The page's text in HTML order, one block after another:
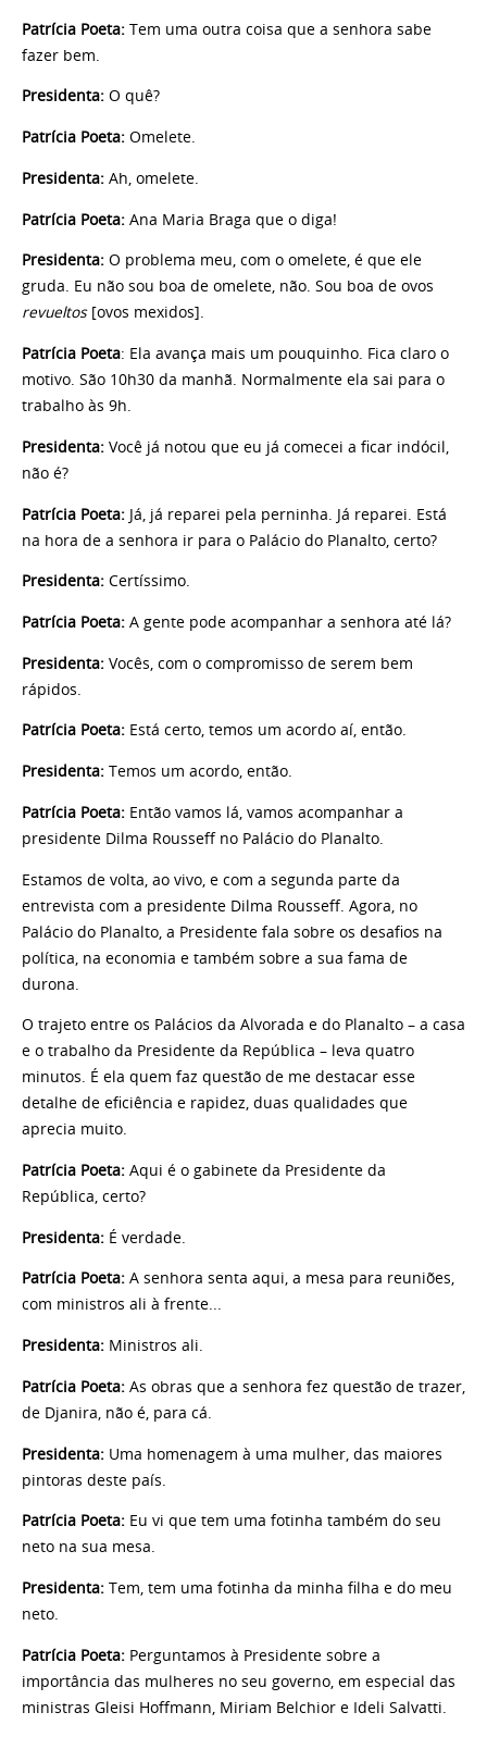
Patrícia Poeta: Tem uma outra coisa que a senhora sabe
fazer bem.
Presidenta: O quê?
Patrícia Poeta: Omelete.
Presidenta: Ah, omelete.
Patrícia Poeta: Ana Maria Braga que o diga!
Presidenta: O problema meu, com o omelete, é que ele
gruda. Eu não sou boa de omelete, não. Sou boa de ovos
revueltos[ovos mexidos].
Patrícia Poeta: Ela avança mais um pouquinho. Fica claro o
motivo. São 10h30 da manhã. Normalmente ela sai para o
trabalho às 9h.
Presidenta: Você já notou que eu já comecei a ficar indócil,
não é?
Patrícia Poeta: Já, já reparei pela perninha. Já reparei. Está
na hora de a senhora ir para o Palácio do Planalto, certo?
Presidenta: Certíssimo.
Patrícia Poeta: A gente pode acompanhar a senhora até lá?
Presidenta: Vocês, com o compromisso de serem bem
rápidos.
Patrícia Poeta: Está certo, temos um acordo aí, então.
Presidenta: Temos um acordo, então.
Patrícia Poeta: Então vamos lá, vamos acompanhar a
presidente Dilma Rousseff no Palácio do Planalto.
Estamos de volta, ao vivo, e com a segunda parte da
entrevista com a presidente Dilma Rousseff. Agora, no
Palácio do Planalto, a Presidente fala sobre os desafios na
política, na economia e também sobre a sua fama de
durona.
O trajeto entre os Palácios da Alvorada e do Planalto – a casa
e o trabalho da Presidente da República – leva quatro
minutos. É ela quem faz questão de me destacar esse
detalhe de eficiência e rapidez, duas qualidades que
aprecia muito.
Patrícia Poeta: Aqui é o gabinete da Presidente da
República, certo?
Presidenta: É verdade.
Patrícia Poeta: A senhora senta aqui, a mesa para reuniões,
com ministros ali à frente...
Presidenta: Ministros ali.
Patrícia Poeta: As obras que a senhora fez questão de trazer,
de Djanira, não é, para cá.
Presidenta: Uma homenagem à uma mulher, das maiores
pintoras deste país.
Patrícia Poeta: Eu vi que tem uma fotinha também do seu
neto na sua mesa.
Presidenta: Tem, tem uma fotinha da minha filha e do meu
neto.
Patrícia Poeta: Perguntamos à Presidente sobre a
importância das mulheres no seu governo, em especial das
ministras Gleisi Hoffmann, Miriam Belchior e Ideli Salvatti.